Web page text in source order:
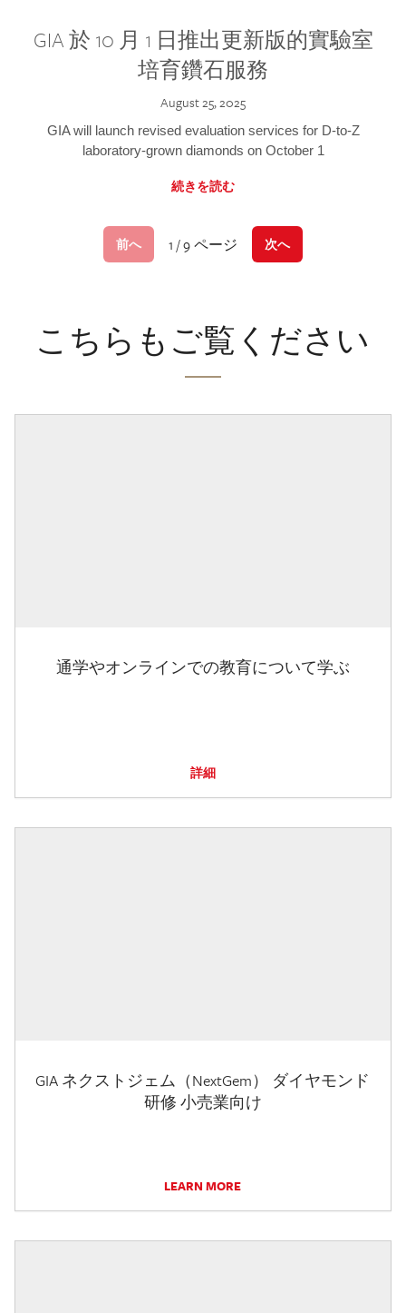
GIA 於 10 月 1 日推出更新版的實驗室
培育鑽石服務
August 25, 2025
GIA will launch revised evaluation services for D-to-Z
laboratory-grown diamonds on October 1
続きを読む
前へ 1 / 9 ページ 次へ
こちらもご覧ください
通学やオンラインでの教育について学ぶ
詳細
GIA ネクストジェム（NextGem） ダイヤモンド
研修 小売業向け
LEARN MORE